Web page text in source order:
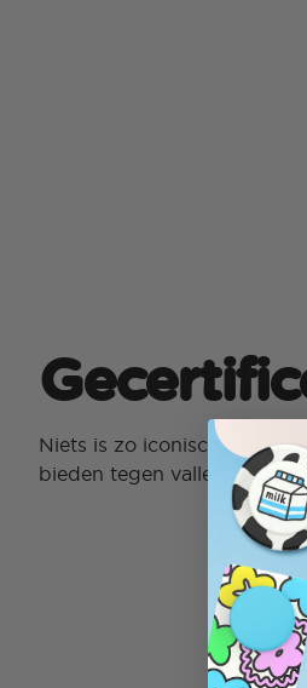
Niets is zo iconisch als een
bieden tegen vallen van 3